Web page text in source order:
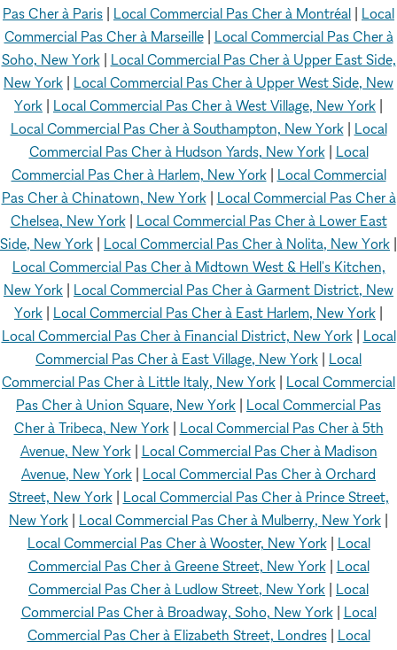
Pas Cher à Paris
Local Commercial Pas Cher à Montréal
Local
Commercial Pas Cher à Marseille| Local Commercial Pas Cher à
Soho, New York| Local Commercial Pas Cher à Upper East Side,
New York
Local Commercial Pas Cher à Upper West Side, New
York
Local Commercial Pas Cher à West Village, New York
Local Commercial Pas Cher à Southampton, New York| Local
Commercial Pas Cher à Hudson Yards, New York| Local
Commercial Pas Cher à Harlem, New York| Local Commercial
Pas Cher à Chinatown, New York| Local Commercial Pas Cher à
Chelsea, New York| Local Commercial Pas Cher à Lower East
Side, New York
Local Commercial Pas Cher à Nolita, New York
Local Commercial Pas Cher à Midtown West & Hell's Kitchen,
New York
Local Commercial Pas Cher à Garment District, New
York
Local Commercial Pas Cher à East Harlem, New York
Local Commercial Pas Cher à Financial District, New York| Local
Commercial Pas Cher à East Village, New York
Local
Commercial Pas Cher à Little Italy, New York
Local Commercial
Pas Cher à Union Square, New York
Local Commercial Pas
Cher à Tribeca, New York| Local Commercial Pas Cher à 5th
Avenue, New York| Local Commercial Pas Cher à Madison
Avenue, New York
Local Commercial Pas Cher à Orchard
Street, New York| Local Commercial Pas Cher à Prince Street,
New York
Local Commercial Pas Cher à Mulberry, New York
Local Commercial Pas Cher à Wooster, New York| Local
Commercial Pas Cher à Greene Street, New York| Local
Commercial Pas Cher à Ludlow Street, New York
Local
Commercial Pas Cher à Broadway, Soho, New York| Local
Commercial Pas Cher à Elizabeth Street, Londres| Local